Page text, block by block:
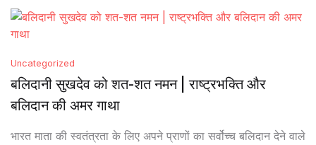
Uncategorized
बलिदानी सुखदेव को शत-शत नमन | राष्ट्रभक्ति और
बलिदान की अमर गाथा
भारत माता की स्वतंत्रता के लिए अपने प्राणों का सर्वोच्च बलिदान देने वाले